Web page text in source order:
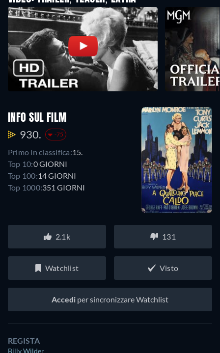
INFO SUL FILM
930. -75
Primo in classifica:15.
Top 10:0 GIORNI
Top 100:14 GIORNI
Top 1000:351 GIORNI
2.1k 131
Watchlist Visto
Accedi per sincronizzare Watchlist
REGISTA
Billy Wilder